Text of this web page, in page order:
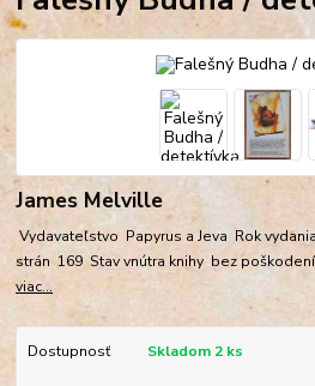
James Melville
Vydavateľstvo Papyrus a Jeva Rok
strán 169 Stav vnútra knihy bez
viac...
Dostupnosť Skladom 2 ks